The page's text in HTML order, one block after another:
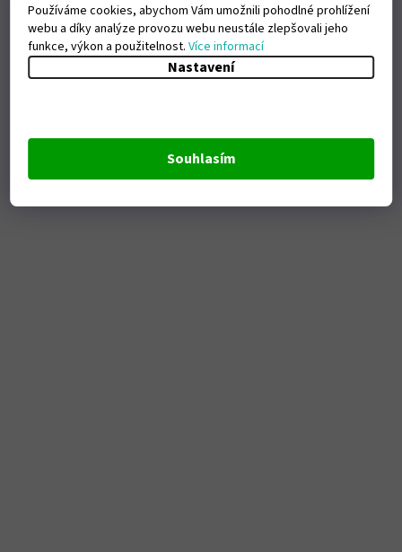
Používáme cookies, abychom Vám umožnili pohodlné prohlížení
webu a díky analýze provozu webu neustále zlepšovali jeho
funkce, výkon a použitelnost.Více informací
Nastavení
Souhlasím